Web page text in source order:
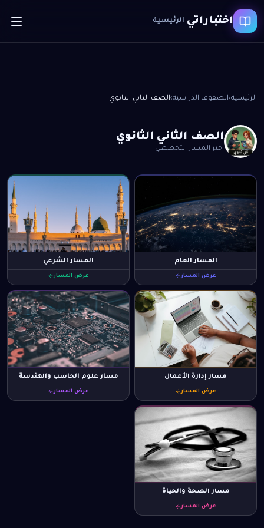
اختباراتي الرئيسية
الرئيسية›الصفوف الدراسية›الصف الثاني الثانوي
الصف الثاني الثانوي
اختر المسار التخصصي
المسار العام
عرض المسار
المسار الشرعي
عرض المسار
مسار إدارة الأعمال
عرض المسار
مسار علوم الحاسب والهندسة
عرض المسار
مسار الصحة والحياة
عرض المسار